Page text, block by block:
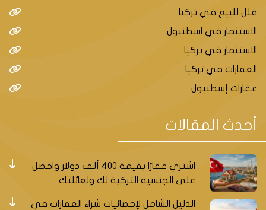
فلل للبيع في تركيا
الاستثمار في اسطنبول
الاستثمار في تركيا
العقارات في تركيا
عقارات إسطنبول
أحدث المقالات
اشتري عقارًا بقيمة 400 ألف دولار واحصل
على الجنسية التركية لك ولعائلتك
الدليل الشامل لإحصائيات شراء العقارات في